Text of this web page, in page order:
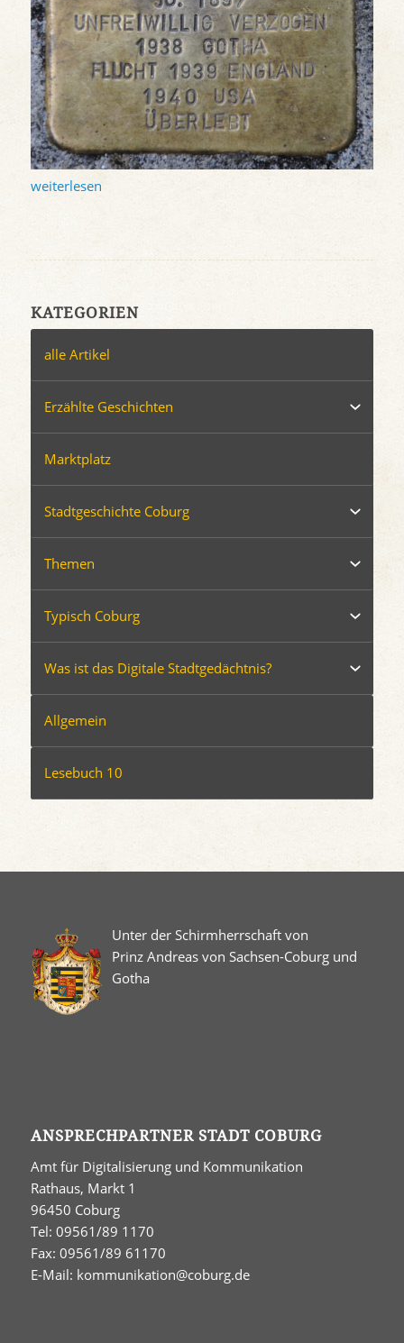
weiterlesen
KATEGORIEN
alle Artikel
Erzählte Geschichten
Marktplatz
Stadtgeschichte Coburg
Themen
Typisch Coburg
Was ist das Digitale Stadtgedächtnis?
Allgemein
Lesebuch 10
Unter der Schirmherrschaft von
Prinz Andreas von Sachsen-Coburg und
Gotha
ANSPRECHPARTNER STADT COBURG
Amt für Digitalisierung und Kommunikation
Rathaus, Markt 1
96450 Coburg
Tel: 09561/89 1170
Fax: 09561/89 61170
E-Mail: kommunikation@coburg.de